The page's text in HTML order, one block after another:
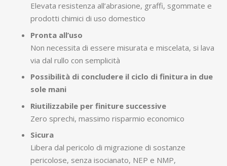
Elevata resistenza all’abrasione, graffi, sgommate e
prodotti chimici di uso domestico
Pronta all’uso
Non necessita di essere misurata e miscelata, si lava
via dal rullo con semplicità
Possibilità di concludere il ciclo di finitura in due
sole mani
Riutilizzabile per finiture successive
Zero sprechi, massimo risparmio economico
Sicura
Libera dal pericolo di migrazione di sostanze
pericolose, senza isocianato, NEP e NMP,